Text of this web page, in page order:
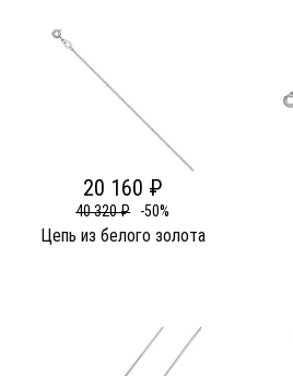
20 160 ₽
40 320 ₽ -50%
Цепь из белого золота